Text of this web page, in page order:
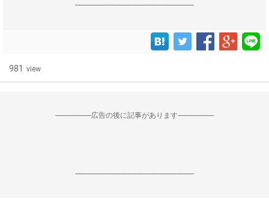
------------------------------------------------------------------
981 view
--------------------広告の後に記事があります--------------------
------------------------------------------------------------------